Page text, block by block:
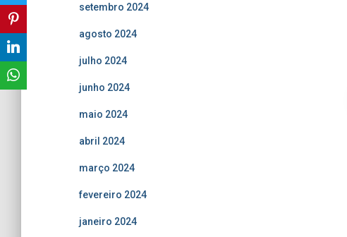
setembro 2024
agosto 2024
julho 2024
junho 2024
maio 2024
abril 2024
março 2024
fevereiro 2024
janeiro 2024